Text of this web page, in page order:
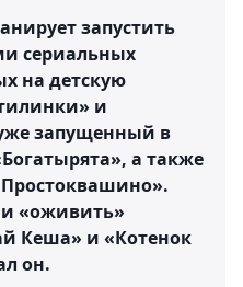
запустить
сериальных
на детскую
и
запущенный в
а также
«оживить»
Кеша» и «Котенок
он.